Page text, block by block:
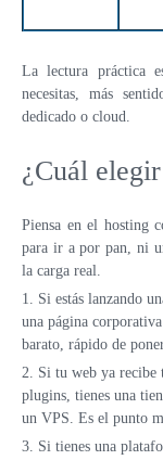
La lectura práctica
necesitas, más
dedicado o cloud.
¿Cuál
Piensa en el hosting
para ir a por pan, ni
la carga real.
1. Si estás lanzando
una página
barato, rápido de
2. Si tu web ya recibe
plugins, tienes una
un VPS. Es el punto
3. Si tienes una